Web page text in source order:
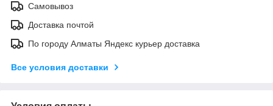
Самовывоз
Доставка почтой
По городу Алматы Яндекс курьер доставка
Все условия доставки